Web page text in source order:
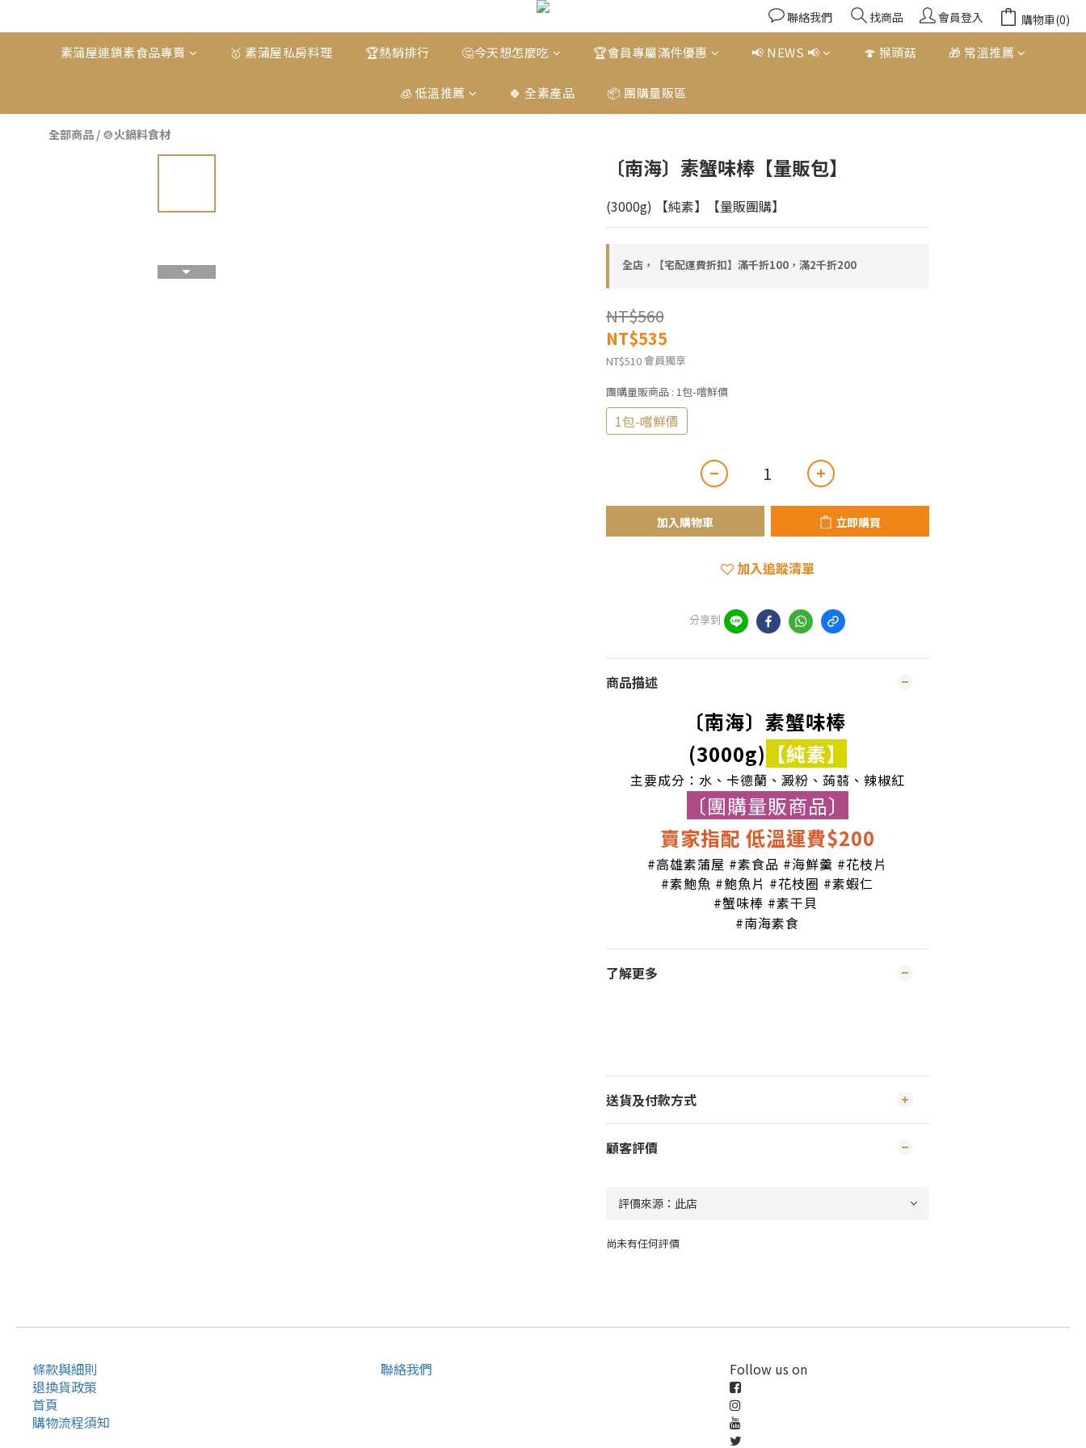
聯絡我們 找商品 會員登入 購物車(0)
素蒲屋連鎖素食品專賣 🥇 素蒲屋私房料理 🏆熱銷排行 🤔今天想怎麼吃 🏆會員專屬滿件優惠 📢 NEWS 📢 🍄 猴頭菇 🎁 常溫推薦
🧊 低溫推薦 🍀 全素產品 📦 團購量販區
全部商品 / 🍲火鍋料食材
〔南海〕素蟹味棒【量販包】
(3000g) 【純素】【量販團購】
全店，【宅配運費折扣】滿千折100，滿2千折200
NT$560
NT$535
NT$510會員獨享
團購量販商品 : 1包-嚐鮮價
1包-嚐鮮價
加入購物車 立即購買
加入追蹤清單
分享到
商品描述
〔南海〕素蟹味棒
(3000g) 【純素】
主要成分：水、卡德蘭、澱粉、蒟蒻、辣椒紅
〔團購量販商品〕
賣家指配 低溫運費$200
#高雄素蒲屋 #素食品 #海鮮羹 #花枝片
#素鮑魚 #鮑魚片 #花枝圈 #素蝦仁
#蟹味棒 #素干貝
#南海素食
了解更多
送貨及付款方式
顧客評價
尚未有任何評價
條款與細則
退換貨政策
首頁
購物流程須知
聯絡我們 Follow us on